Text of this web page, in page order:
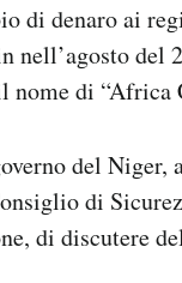
di denaro ai
nell’agosto del
di “Africa
del Niger,
di
di discutere